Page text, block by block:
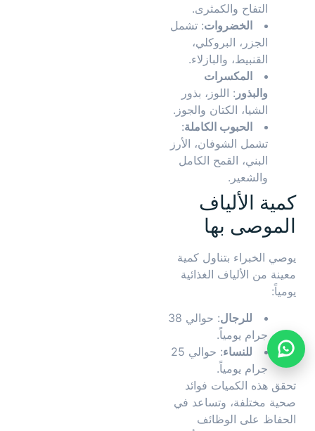
التفاح والكمثرى.
الخضروات: تشمل
الجزر، البروكلي،
القنبيط، والبازلاء.
المكسرات
والبذور : اللوز، بذور
الشيا، الكتان والجوز.
الحبوب الكاملة:
تشمل الشوفان، الأرز
البني، القمح الكامل
والشعير.
كمية الألياف
الموصى بها
يوصي الخبراء بتناول كمية
معينة من الألياف الغذائية
يومياً:
للرجال
: حوالي 38
جرام يومياً.
للنساء
: حوالي 25
جرام يومياً.
تحقق هذه الكميات فوائد
صحية مختلفة، وتساعد في
الحفاظ على الوظائف